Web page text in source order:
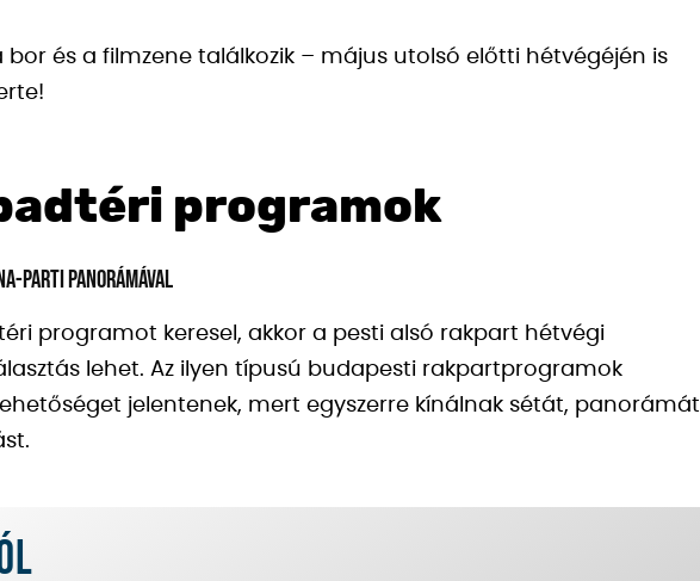
bor és a filmzene találkozik – május utolsó előtti hétvégéjén is
programok
parti panorámával
programot keresel, akkor a pesti alsó rakpart hétvégi
lehet. Az ilyen típusú budapesti rakpartprogramok
jelentenek, mert egyszerre kínálnak sétát, panorámát